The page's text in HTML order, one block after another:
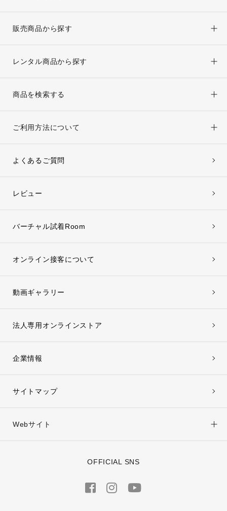
販売商品から探す
レンタル商品から探す
商品を検索する
ご利用方法について
よくあるご質問
レビュー
バーチャル試着Room
オンライン接客について
動画ギャラリー
法人専用オンラインストア
企業情報
サイトマップ
Webサイト
OFFICIAL SNS